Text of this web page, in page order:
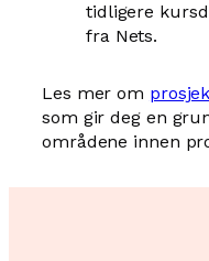
tidligere
fra Nets.
Les mer om
som gir deg en
områdene innen